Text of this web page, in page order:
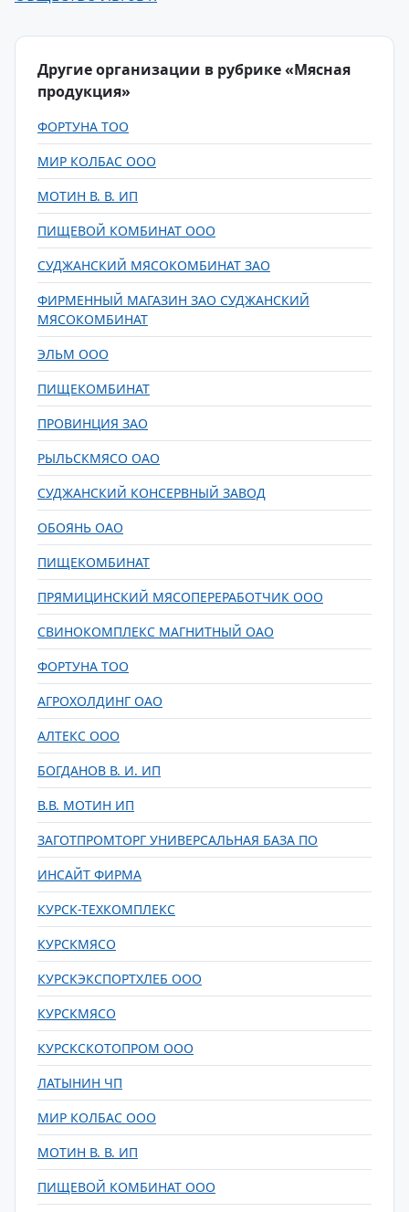
Другие организации в рубрике «Мясная
продукция»
ФОРТУНА ТОО
МИР КОЛБАС ООО
МОТИН В. В. ИП
ПИЩЕВОЙ КОМБИНАТ ООО
СУДЖАНСКИЙ МЯСОКОМБИНАТ ЗАО
ФИРМЕННЫЙ МАГАЗИН ЗАО СУДЖАНСКИЙ
МЯСОКОМБИНАТ
ЭЛЬМ ООО
ПИЩЕКОМБИНАТ
ПРОВИНЦИЯ ЗАО
РЫЛЬСКМЯСО ОАО
СУДЖАНСКИЙ КОНСЕРВНЫЙ ЗАВОД
ОБОЯНЬ ОАО
ПИЩЕКОМБИНАТ
ПРЯМИЦИНСКИЙ МЯСОПЕРЕРАБОТЧИК ООО
СВИНОКОМПЛЕКС МАГНИТНЫЙ ОАО
ФОРТУНА ТОО
АГРОХОЛДИНГ ОАО
АЛТЕКС ООО
БОГДАНОВ В. И. ИП
В.В. МОТИН ИП
ЗАГОТПРОМТОРГ УНИВЕРСАЛЬНАЯ БАЗА ПО
ИНСАЙТ ФИРМА
КУРСК-ТЕХКОМПЛЕКС
КУРСКМЯСО
КУРСКЭКСПОРТХЛЕБ ООО
КУРСКМЯСО
КУРСКСКОТОПРОМ ООО
ЛАТЫНИН ЧП
МИР КОЛБАС ООО
МОТИН В. В. ИП
ПИЩЕВОЙ КОМБИНАТ ООО